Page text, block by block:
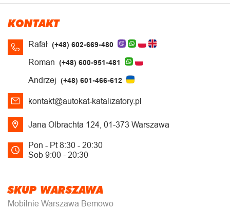
KONTAKT
Rafał (+48) 602-669-480
Roman (+48) 600-951-481
Andrzej (+48) 601-466-612
kontakt@autokat-katalizatory.pl
Jana Olbrachta 124, 01-373 Warszawa
Pon - Pt 8:30 - 20:30
Sob 9:00 - 20:30
SKUP WARSZAWA
Mobilnie Warszawa Bemowo